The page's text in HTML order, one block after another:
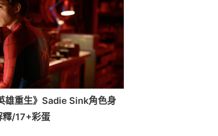
雄重生》Sadie Sink角色身
釋/17+彩蛋